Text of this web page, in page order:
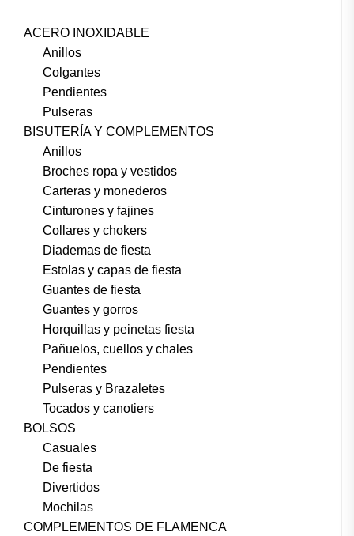
ACERO INOXIDABLE
Anillos
Colgantes
Pendientes
Pulseras
BISUTERÍA Y COMPLEMENTOS
Anillos
Broches ropa y vestidos
Carteras y monederos
Cinturones y fajines
Collares y chokers
Diademas de fiesta
Estolas y capas de fiesta
Guantes de fiesta
Guantes y gorros
Horquillas y peinetas fiesta
Pañuelos, cuellos y chales
Pendientes
Pulseras y Brazaletes
Tocados y canotiers
BOLSOS
Casuales
De fiesta
Divertidos
Mochilas
COMPLEMENTOS DE FLAMENCA